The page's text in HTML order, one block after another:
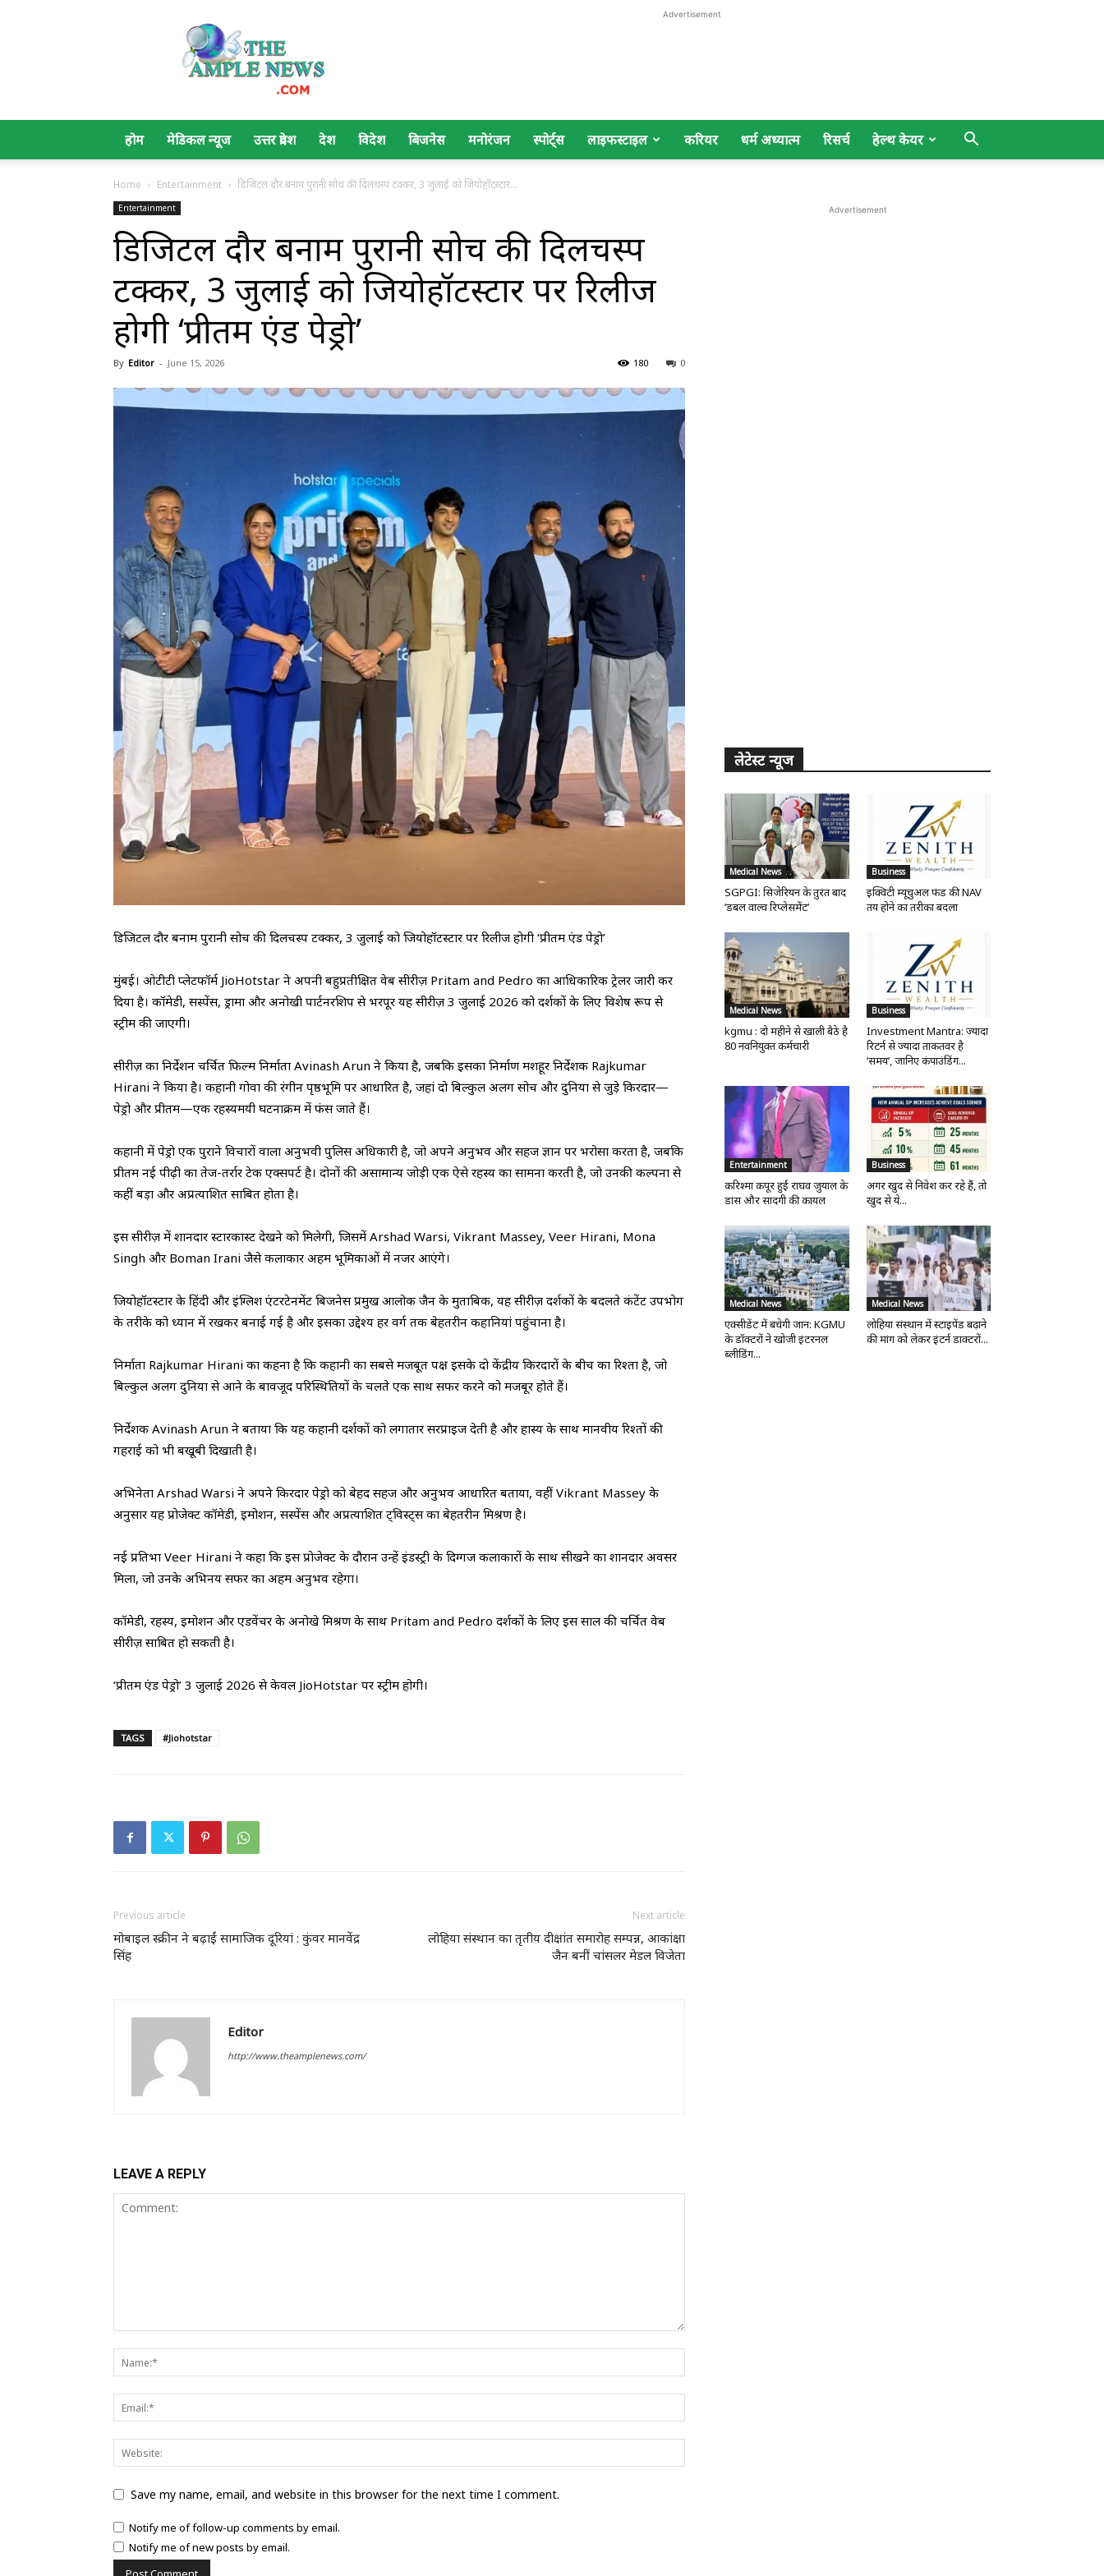
Ample
News
Advertisement
होम मेडिकल न्यूज उत्तर प्रदेश देश विदेश बिजनेस मनोरंजन स्पोर्ट्स लाइफस्टाइल करियर धर्म अध्यात्म रिसर्च हेल्थ केयर
Home Entertainment डिजिटल दौर बनाम पुरानी सोच की दिलचस्प टक्कर, 3 जुलाई को जियोहॉटस्टार...
Entertainment
डिजिटल दौर बनाम पुरानी सोच की दिलचस्प
टक्कर, 3 जुलाई को जियोहॉटस्टार पर रिलीज
होगी ‘प्रीतम एंड पेड्रो’
By Editor - June 15, 2026 0
180
डिजिटल दौर बनाम पुरानी सोच की दिलचस्प टक्कर, 3 जुलाई को जियोहॉटस्टार पर रिलीज होगी ‘प्रीतम एंड पेड्रो’
मुंबई। ओटीटी प्लेटफॉर्म JioHotstar ने अपनी बहुप्रतीक्षित वेब सीरीज़ Pritam and Pedro का आधिकारिक ट्रेलर जारी कर
दिया है। कॉमेडी, सस्पेंस, ड्रामा और अनोखी पार्टनरशिप से भरपूर यह सीरीज़ 3 जुलाई 2026 को दर्शकों के लिए विशेष रूप से
स्ट्रीम की जाएगी।
सीरीज़ का निर्देशन चर्चित फिल्म निर्माता Avinash Arun ने किया है, जबकि इसका निर्माण मशहूर निर्देशक Rajkumar
Hirani ने किया है। कहानी गोवा की रंगीन पृष्ठभूमि पर आधारित है, जहां दो बिल्कुल अलग सोच और दुनिया से जुड़े किरदार—
पेड्रो और प्रीतम—एक रहस्यमयी घटनाक्रम में फंस जाते हैं।
कहानी में पेड्रो एक पुराने विचारों वाला अनुभवी पुलिस अधिकारी है, जो अपने अनुभव और सहज ज्ञान पर भरोसा करता है, जबकि
प्रीतम नई पीढ़ी का तेज-तर्रार टेक एक्सपर्ट है। दोनों की असामान्य जोड़ी एक ऐसे रहस्य का सामना करती है, जो उनकी कल्पना से
कहीं बड़ा और अप्रत्याशित साबित होता है।
इस सीरीज़ में शानदार स्टारकास्ट देखने को मिलेगी, जिसमें Arshad Warsi, Vikrant Massey, Veer Hirani, Mona
Singh और Boman Irani जैसे कलाकार अहम भूमिकाओं में नजर आएंगे।
जियोहॉटस्टार के हिंदी और इंग्लिश एंटरटेनमेंट बिजनेस प्रमुख आलोक जैन के मुताबिक, यह सीरीज़ दर्शकों के बदलते कंटेंट उपभोग
के तरीके को ध्यान में रखकर बनाई गई है और इसका उद्देश्य हर वर्ग तक बेहतरीन कहानियां पहुंचाना है।
निर्माता Rajkumar Hirani का कहना है कि कहानी का सबसे मजबूत पक्ष इसके दो केंद्रीय किरदारों के बीच का रिश्ता है, जो
बिल्कुल अलग दुनिया से आने के बावजूद परिस्थितियों के चलते एक साथ सफर करने को मजबूर होते हैं।
निर्देशक Avinash Arun ने बताया कि यह कहानी दर्शकों को लगातार सरप्राइज देती है और हास्य के साथ मानवीय रिश्तों की
गहराई को भी बखूबी दिखाती है।
अभिनेता Arshad Warsi ने अपने किरदार पेड्रो को बेहद सहज और अनुभव आधारित बताया, वहीं Vikrant Massey के
अनुसार यह प्रोजेक्ट कॉमेडी, इमोशन, सस्पेंस और अप्रत्याशित ट्विस्ट्स का बेहतरीन मिश्रण है।
नई प्रतिभा Veer Hirani ने कहा कि इस प्रोजेक्ट के दौरान उन्हें इंडस्ट्री के दिग्गज कलाकारों के साथ सीखने का शानदार अवसर
मिला, जो उनके अभिनय सफर का अहम अनुभव रहेगा।
कॉमेडी, रहस्य, इमोशन और एडवेंचर के अनोखे मिश्रण के साथ Pritam and Pedro दर्शकों के लिए इस साल की चर्चित वेब
सीरीज़ साबित हो सकती है।
‘प्रीतम एंड पेड्रो’ 3 जुलाई 2026 से केवल JioHotstar पर स्ट्रीम होगी।
TAGS #Jiohotstar
Previous article
मोबाइल स्क्रीन ने बढ़ाईं सामाजिक दूरियां : कुंवर मानवेंद्र
सिंह
Next article
लोहिया संस्थान का तृतीय दीक्षांत समारोह सम्पन्न, आकांक्षा
जैन बनीं चांसलर मेडल विजेता
Editor
http://www.theamplenews.com/
LEAVE A REPLY
Save my name, email, and website in this browser for the next time I comment.
Notify me of follow-up comments by email.
Notify me of new posts by email.
Advertisement
लेटेस्ट न्यूज
Medical News
SGPGI: सिजेरियन के तुरंत बाद
‘डबल वाल्व रिप्लेसमेंट’
Business
इक्विटी म्यूचुअल फंड की NAV
तय होने का तरीका बदला
Medical News
kgmu : दो महीने से खाली बैठे है
80 नवनियुक्त कर्मचारी
Business
Investment Mantra: ज्यादा
रिटर्न से ज्यादा ताकतवर है
‘समय’, जानिए कंपाउंडिंग...
Entertainment
करिश्मा कपूर हुईं राघव जुयाल के
डांस और सादगी की कायल
Business
अगर खुद से निवेश कर रहे हैं, तो
खुद से ये...
Medical News
एक्सीडेंट में बचेगी जान: KGMU
के डॉक्टरों ने खोजी इंटरनल
ब्लीडिंग...
Medical News
लोहिया संस्थान में स्टाइपेंड बढ़ाने
की मांग को लेकर इंटर्न डाक्टरों...